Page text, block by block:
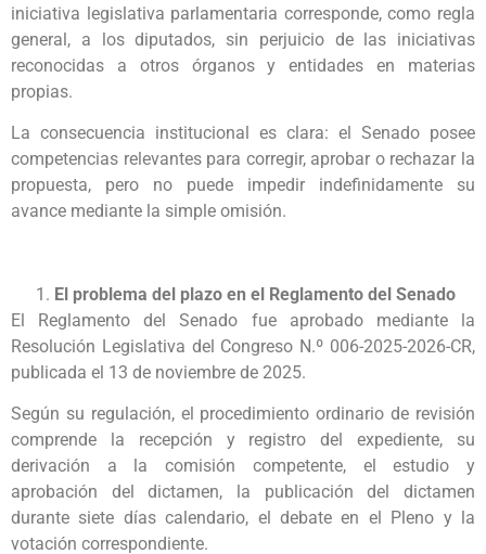
iniciativa legislativa parlamentaria corresponde, como regla
general, a los diputados, sin perjuicio de las iniciativas
reconocidas a otros órganos y entidades en materias
propias.
La consecuencia institucional es clara: el Senado posee
competencias relevantes para corregir, aprobar o rechazar la
propuesta, pero no puede impedir indefinidamente su
avance mediante la simple omisión.
El problema del plazo en el Reglamento del Senado
El Reglamento del Senado fue aprobado mediante la
Resolución Legislativa del Congreso N.º 006-2025-2026-CR,
publicada el 13 de noviembre de 2025.
Según su regulación, el procedimiento ordinario de revisión
comprende la recepción y registro del expediente, su
derivación a la comisión competente, el estudio y
aprobación del dictamen, la publicación del dictamen
durante siete días calendario, el debate en el Pleno y la
votación correspondiente.